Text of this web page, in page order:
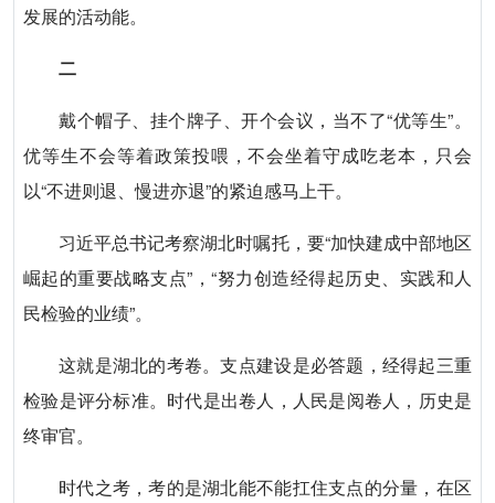
发展的活动能。
二
戴个帽子、挂个牌子、开个会议，当不了“优等生”。
优等生不会等着政策投喂，不会坐着守成吃老本，只会
以“不进则退、慢进亦退”的紧迫感马上干。
习近平总书记考察湖北时嘱托，要“加快建成中部地区
崛起的重要战略支点”，“努力创造经得起历史、实践和人
民检验的业绩”。
这就是湖北的考卷。支点建设是必答题，经得起三重
检验是评分标准。时代是出卷人，人民是阅卷人，历史是
终审官。
时代之考，考的是湖北能不能扛住支点的分量，在区